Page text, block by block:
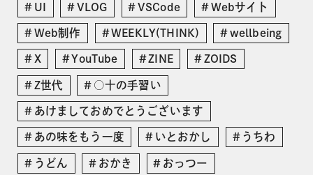
UI VLOG VSCode Webサイト
Web制作 WEEKLY(THINK) wellbeing
X YouTube ZINE ZOIDS
Z世代 ○十の手習い
あけましておめでとうございます
あの味をもう一度 いとおかし うちわ
うどん おかき おっつー